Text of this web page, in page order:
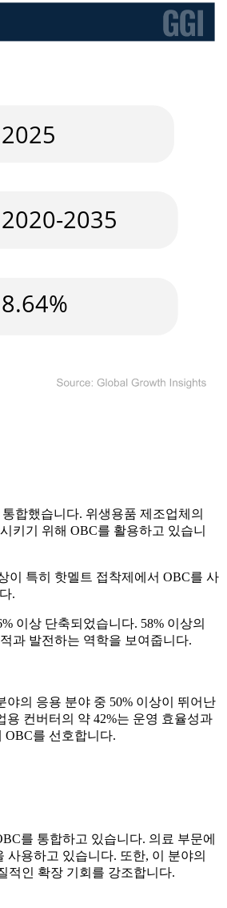
합했습니다. 위생용품 제조업체의
키기 위해 OBC를 활용하고 있습니
이 특히 핫멜트 접착제에서 OBC를 사
.
이상 단축되었습니다. 58% 이상의
과 발전하는 역학을 보여줍니다.
의 응용 분야 중 50% 이상이 뛰어난
컨버터의 약 42%는 운영 효율성과
OBC를 선호합니다.
를 통합하고 있습니다. 의료 부문에
용하고 있습니다. 또한, 이 분야의
적인 확장 기회를 강조합니다.